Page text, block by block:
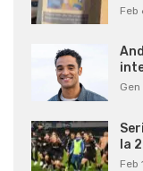
Feb
la
Feb